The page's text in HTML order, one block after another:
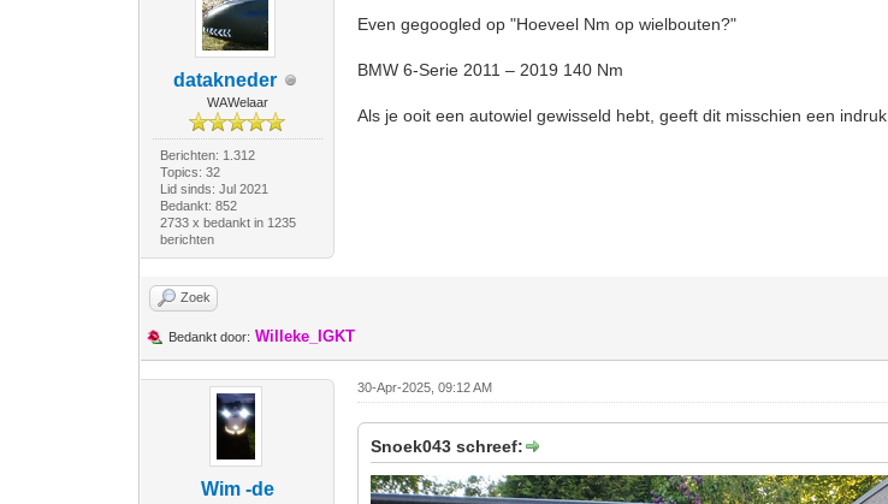
datakneder
WAWelaar
Berichten: 1.312
Topics: 32
Lid sinds: Jul 2021
Bedankt: 852
2733 x bedankt in 1235
berichten
Even gegoogled op "Hoeveel Nm op wielbouten?"
BMW 6-Serie 2011 – 2019 140 Nm
Als je ooit een autowiel gewisseld hebt, geeft dit misschien een indruk.
Zoek
Bedankt door: Willeke_IGKT
Wim -de
30-Apr-2025, 09:12 AM
Snoek043 schreef: